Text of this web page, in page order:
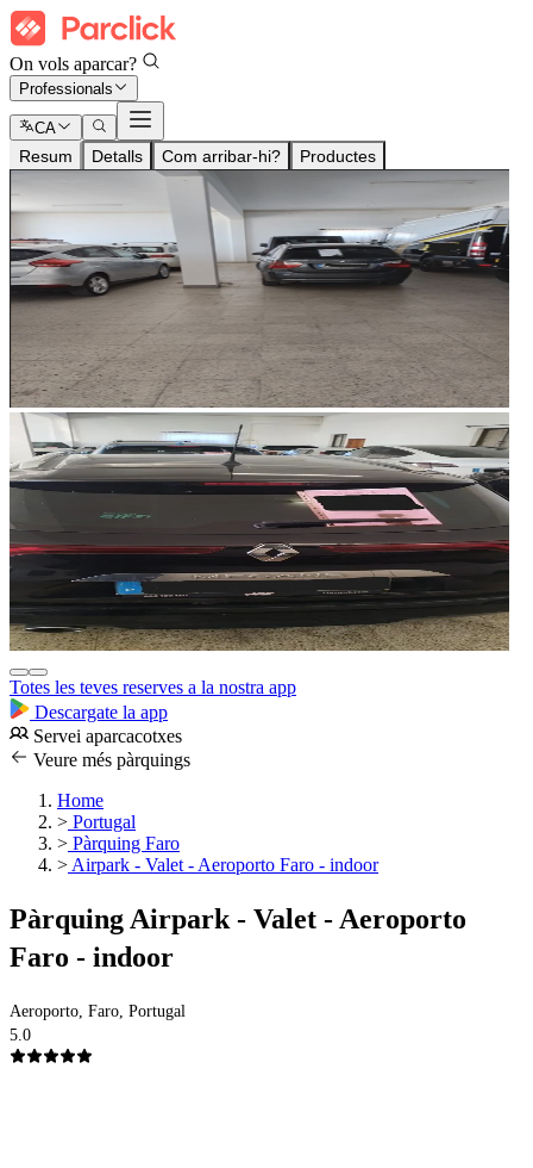
On vols aparcar?
Professionals
CA
Resum Detalls Com arribar-hi? Productes
Totes les teves reserves a la nostra app
Descargate la app
Servei aparcacotxes
Veure més pàrquings
Home
> Portugal
> Pàrquing Faro
> Airpark - Valet - Aeroporto Faro - indoor
Pàrquing Airpark - Valet - Aeroporto
Faro - indoor
Aeroporto, Faro, Portugal
5.0